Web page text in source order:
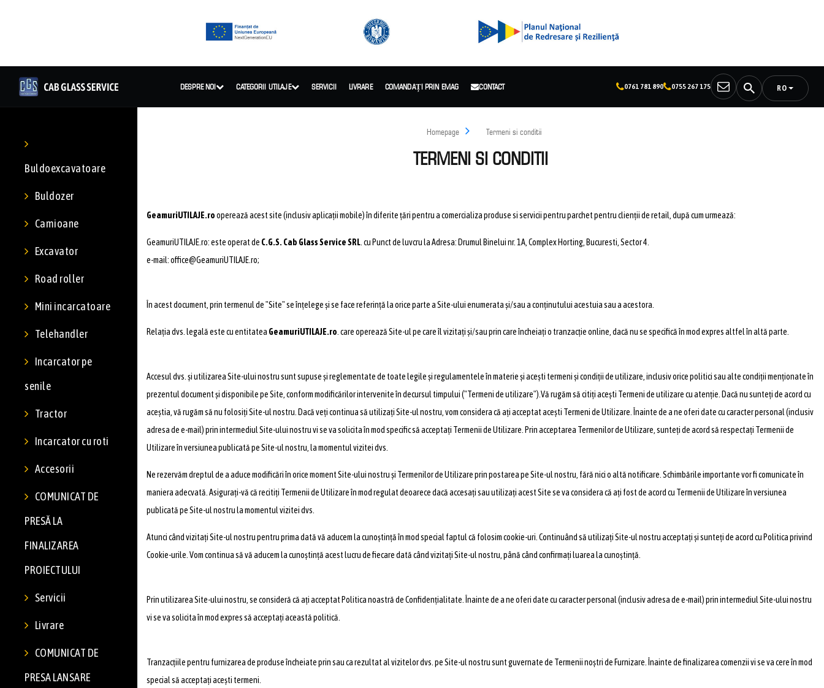
DESPRE NOI CATEGORII UTILAJE SERVICII LIVRARE COMANDAȚI PRIN EMAG CONTACT 0761 781 890 0755 267 175 RO
Buldoexcavatoare
Buldozer
Camioane
Excavator
Road roller
Mini incarcatoare
Telehandler
Incarcator pe
senile
Tractor
Incarcator cu roti
Accesorii
COMUNICAT DE
PRESĂ LA
FINALIZAREA
PROIECTULUI
Servicii
Livrare
COMUNICAT DE
PRESA LANSARE
Homepage Termeni si conditii
TERMENI SI CONDITII
GeamuriUTILAJE.rooperează acest site (inclusiv aplicații mobile) în diferite țări pentru a comercializa produse si servicii pentru parchet pentru clienții de retail, după cum urmează:
GeamuriUTILAJE.ro: este operat de C.G.S. Cab Glass Service SRL . cu Punct de luvcru la Adresa: Drumul Binelui nr. 1A, Complex Horting, Bucuresti, Sector 4.
e-mail: office@GeamuriUTILAJE.ro;
În acest document, prin termenul de "Site" se înțelege și se face referință la orice parte a Site-ului enumerata și/sau a conținutului acestuia sau a acestora.
Relația dvs. legală este cu entitatea GeamuriUTILAJE.ro . care operează Site-ul pe care îl vizitați și/sau prin care încheiați o tranzacție online, dacă nu se specifică în mod expres altfel în altă parte.
Accesul dvs. și utilizarea Site-ului nostru sunt supuse și reglementate de toate legile și regulamentele în materie și acești termeni și condiții de utilizare, inclusiv orice politici sau alte condiții menționate în
prezentul document și disponibile pe Site, conform modificărilor intervenite în decursul timpului ("Termeni de utilizare").Vă rugăm să citiți acești Termeni de utilizare cu atenție. Dacă nu sunteți de acord cu
aceștia, vă rugăm să nu folosiți Site-ul nostru. Dacă veți continua să utilizați Site-ul nostru, vom considera că ați acceptat acești Termeni de Utilizare. Înainte de a ne oferi date cu caracter personal (inclusiv
adresa de e-mail) prin intermediul Site-ului nostru vi se va solicita în mod specific să acceptați Termenii de Utilizare. Prin acceptarea Termenilor de Utilizare, sunteți de acord să respectați Termenii de
Utilizare în versiunea publicată pe Site-ul nostru, la momentul vizitei dvs.
Ne rezervăm dreptul de a aduce modificări în orice moment Site-ului nostru și Termenilor de Utilizare prin postarea pe Site-ul nostru, fără nici o altă notificare. Schimbările importante vor fi comunicate în
maniera adecvată. Asigurați-vă că recitiți Termenii de Utilizare în mod regulat deoarece dacă accesați sau utilizați acest Site se va considera că ați fost de acord cu Termenii de Utilizare în versiunea
publicată pe Site-ul nostru la momentul vizitei dvs.
Atunci când vizitați Site-ul nostru pentru prima dată vă aducem la cunoștință în mod special faptul că folosim cookie-uri. Continuând să utilizați Site-ul nostru acceptați și sunteți de acord cu Politica privind
Cookie-urile. Vom continua să vă aducem la cunoștință acest lucru de fiecare dată când vizitați Site-ul nostru, până când confirmați luarea la cunoștință.
Prin utilizarea Site-ului nostru, se consideră că ați acceptat Politica noastră de Confidențialitate. Înainte de a ne oferi date cu caracter personal (inclusiv adresa de e-mail) prin intermediul Site-ului nostru
vi se va solicita în mod expres să acceptați această politică.
Tranzacțiile pentru furnizarea de produse încheiate prin sau ca rezultat al vizitelor dvs. pe Site-ul nostru sunt guvernate de Termenii noștri de Furnizare. Înainte de finalizarea comenzii vi se va cere în mod
special să acceptați acești termeni.